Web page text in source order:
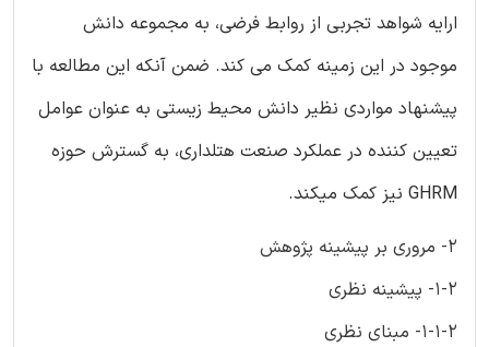
ارایه شواهد تجربی از روابط فرضی، به مجموعه دانش
موجود در این زمینه کمک می کند. ضمن آنکه این مطالعه با
پیشنهاد مواردی نظیر دانش محیط زیستی به عنوان عوامل
تعیین کننده در عملکرد صنعت هتلداری، به گسترش حوزه
GHRM نیز کمک میکند.
2- مروری بر پیشینه پژوهش
1-2- پیشینه نظری
1-1-2- مبنای نظری